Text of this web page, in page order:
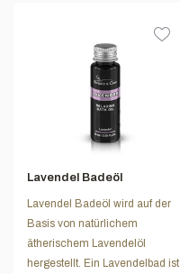
Lavendel Badeöl
Lavendel Badeöl wird auf der
Basis von natürlichem
ätherischem Lavendelöl
hergestellt. Ein Lavendelbad ist